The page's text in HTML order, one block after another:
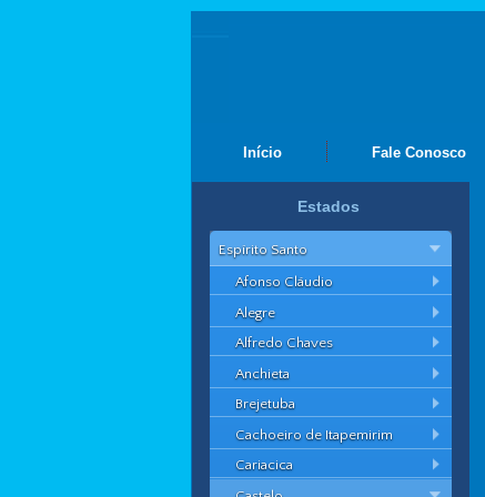
Início Fale Conosco
Estados
Espírito Santo
Afonso Cláudio
Alegre
Alfredo Chaves
Anchieta
Brejetuba
Cachoeiro de Itapemirim
Cariacica